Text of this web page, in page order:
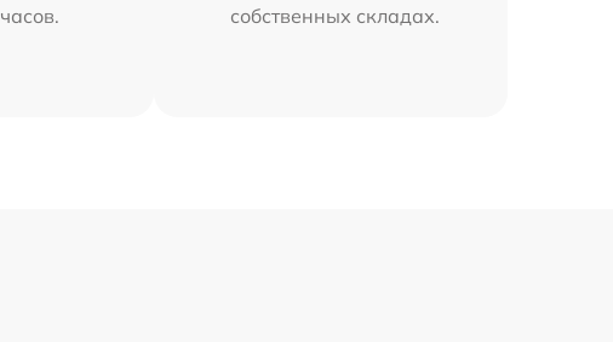
собственных складах.